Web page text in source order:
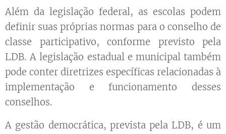
Além da legislação federal, as escolas podem
definir suas próprias normas para o conselho de
classe participativo, conforme previsto pela
LDB. A legislação estadual e municipal também
pode conter diretrizes específicas relacionadas à
implementação e funcionamento desses
conselhos.
A gestão democrática, prevista pela LDB, é um